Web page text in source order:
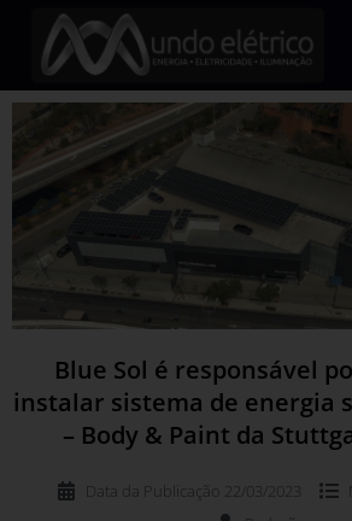
Blue Sol é responsável
instalar sistema de energia
– Body & Paint da
Data da Publicação 22/03/2023